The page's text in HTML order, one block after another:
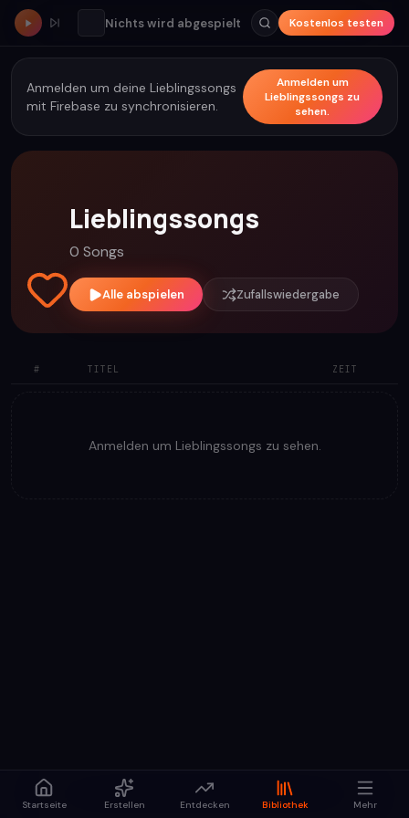
Nichts wird abgespielt Kostenlos testen
Anmelden um deine Lieblingssongs
mit Firebase zu synchronisieren.
Anmelden um
Lieblingssongs zu
sehen.
Lieblingssongs
0 Songs
Alle abspielen Zufallswiedergabe
# TITEL ZEIT
Anmelden um Lieblingssongs zu sehen.
Startseite Erstellen Entdecken Bibliothek Mehr